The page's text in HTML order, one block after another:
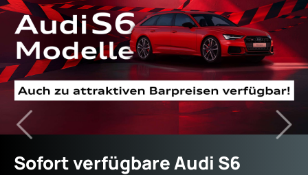
Sofort verfügbare Audi S6
Privatkunden-Leasingangebot